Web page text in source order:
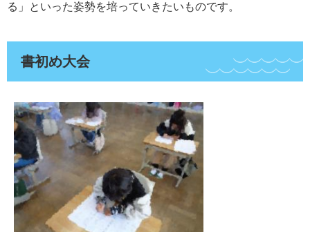
る」といった姿勢を培っていきたいものです。
書初め大会